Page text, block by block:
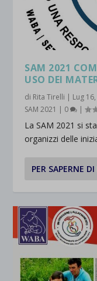
SAM 2021
USO DEI
di Rita Tirelli | Lug
SAM 2021 | 0 |
La SAM 2021 si
organizzi delle
PER SAPERNE DI